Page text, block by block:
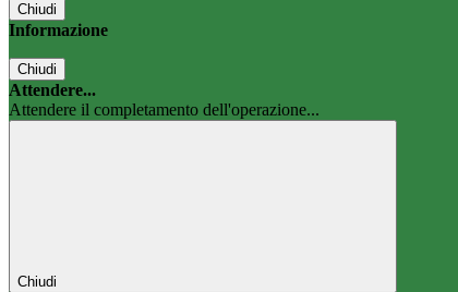
Chiudi
Informazione
Chiudi
Attendere...
Attendere il completamento dell'operazione...
Chiudi